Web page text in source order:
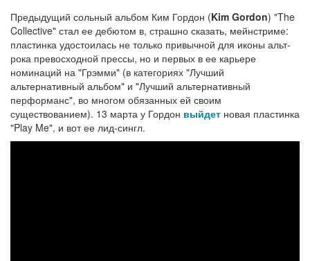
Предыдущий сольный альбом Ким Гордон (Kim Gordon) "The
Collective" стал ее дебютом в, страшно сказать, мейнстриме:
пластинка удостоилась не только привычной для иконы альт-
рока превосходной прессы, но и первых в ее карьере
номинаций на "Грэмми" (в категориях "Лучший
альтернативный альбом" и "Лучший альтернативный
перформанс", во многом обязанных ей своим
существованием). 13 марта у Гордон выйдет новая пластинка
"Play Me", и вот ее лид-сингл.